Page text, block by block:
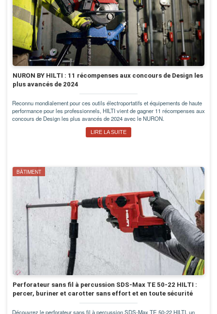
NURON BY HILTI : 11 récompenses aux concours de Design les
plus avancés de 2024
Reconnu mondialement pour ces outils électroportatifs et équipements de haute
performance pour les professionnels, HILTI vient de gagner 11 récompenses aux
concours de Design les plus avancés de 2024 avec le NURON.
LIRE LA SUITE
BÂTIMENT
Perforateur sans fil à percussion SDS-Max TE 50-22 HILTI :
percer, buriner et carotter sans effort et en toute sécurité
Découvrez le perforateur sans fil à percussion SDS-Max TE 50-22 HILTI, un